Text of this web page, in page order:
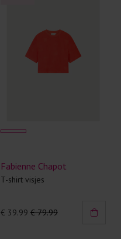
Fabienne Chapot
T-shirt visjes
€ 39.99 € 79.99